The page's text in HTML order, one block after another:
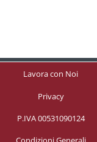
Lavora con Noi
Privacy
P.IVA 00531090124